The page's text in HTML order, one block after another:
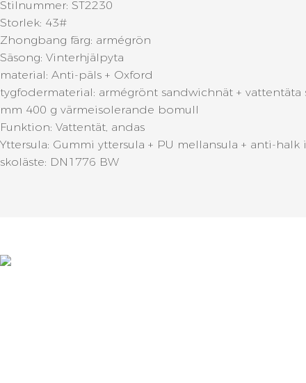
Stilnummer: ST2230
Storlek: 43#
Zhongbang färg: armégrön
Säsong: Vinterhjälpyta
material: Anti-päls + Oxford
tygfodermaterial: armégrönt sandwichnät + vattentäta
mm 400 g värmeisolerande bomull
Funktion: Vattentät, andas
Yttersula: Gummi yttersula + PU mellansula + anti-
skoläste: DN1776 BW